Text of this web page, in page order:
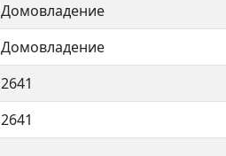
Домовладение
Домовладение
2641
2641